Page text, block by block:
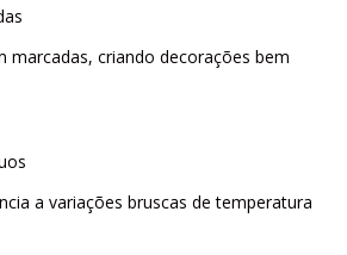
marcadas, criando decorações bem
a variações bruscas de temperatura